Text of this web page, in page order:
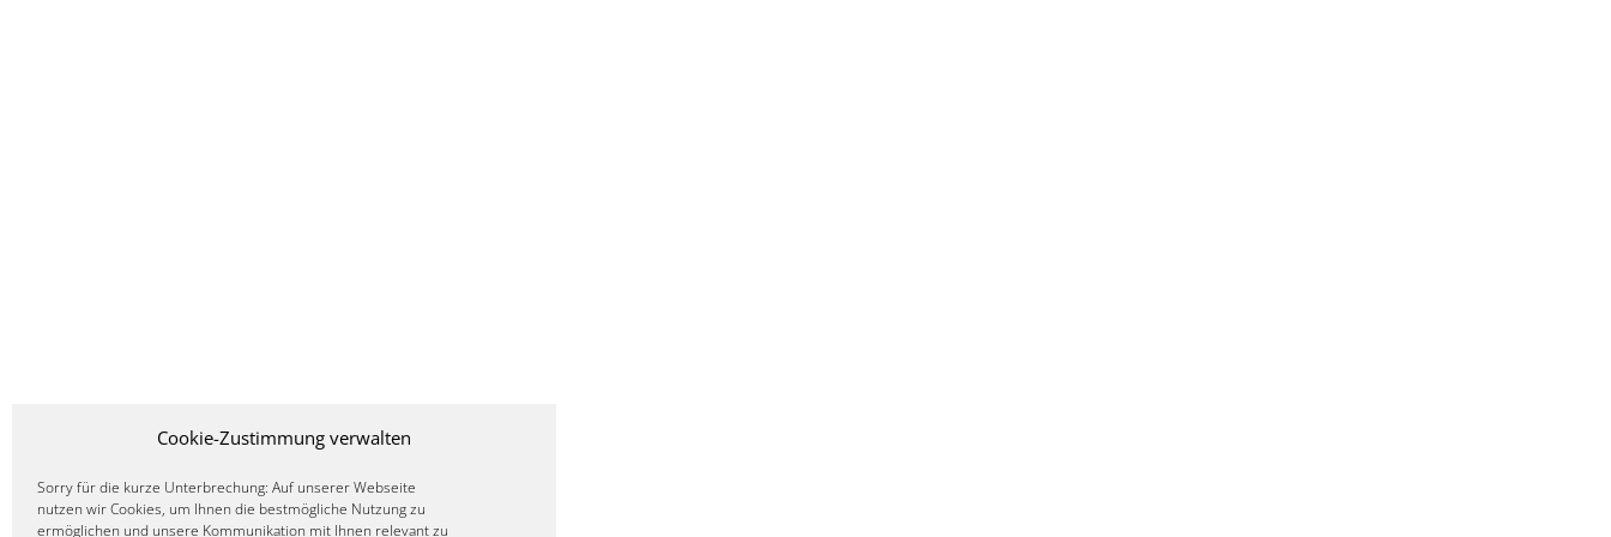
Cookie-Zustimmung verwalten
Sorry für die kurze Unterbrechung: Auf unserer Webseite
nutzen wir Cookies, um Ihnen die bestmögliche Nutzung zu
ermöglichen und unsere Kommunikation mit Ihnen relevant zu